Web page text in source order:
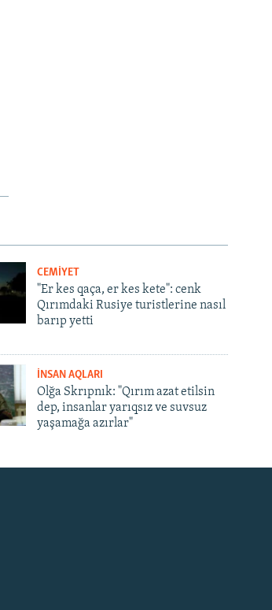
CEMİYET
"Er kes qaça, er kes kete": cenk
Qırımdaki Rusiye turistlerine nasıl
barıp yetti
İNSAN AQLARI
Olğa Skrıpnık: "Qırım azat etilsin
dep, insanlar yarıqsız ve suvsuz
yaşamağa azırlar"